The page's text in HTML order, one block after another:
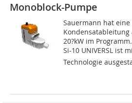
Monoblock-Pumpe
Sauermann hat
20?kW im
Si-10 UNIVERSL
Technologie